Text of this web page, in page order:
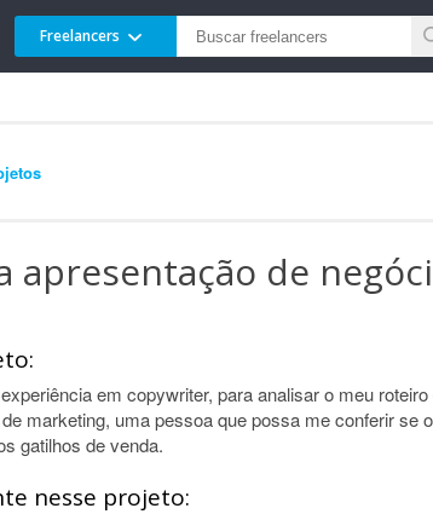
Freelancers
apresentação de
em copywriter, para analisar o meu roteiro
marketing, uma pessoa que possa me conferir se
gatilhos de venda.
nesse projeto: